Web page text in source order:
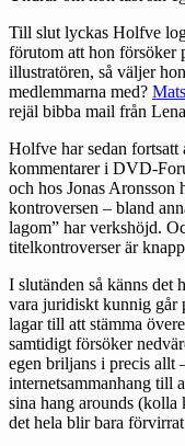
Till slutlyckas Holfve
förutom att hon försöker
illustratören, så väljer
medlemmarna med?
rejäl bibba mail från
Holfve har sedan fortsatt
kommentarer i DVD-
och hos Jonas Aronsson
kontroversen – bland
lagom” har verkshöjd.
titelkontroverser är
I slutänden så känns det
vara juridiskt kunnig går
lagar till att stämma
samtidigt försöker
egen briljans i precis allt
internetsammanhang till
sina hang arounds
det hela blir bara